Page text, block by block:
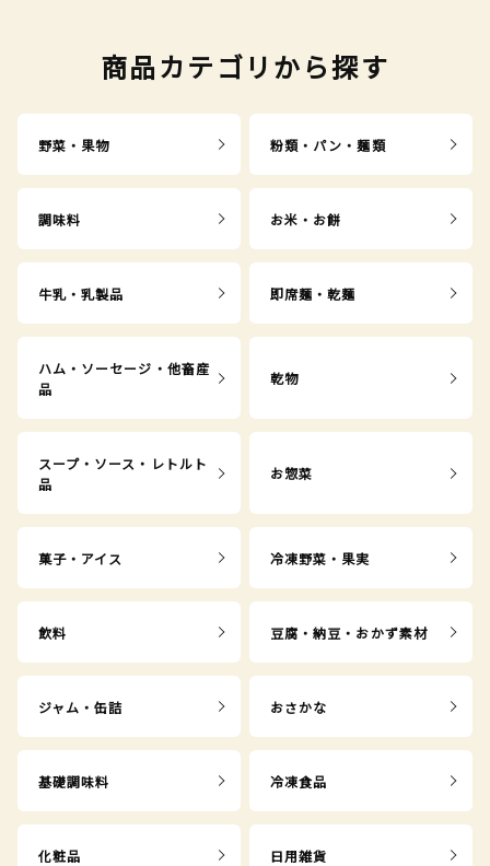
商品カテゴリから探す
野菜・果物 粉類・パン・麺類
調味料 お米・お餅
牛乳・乳製品 即席麺・乾麺
ハム・ソーセージ・他畜産
品
乾物
スープ・ソース・レトルト
品
お惣菜
菓子・アイス 冷凍野菜・果実
飲料 豆腐・納豆・おかず素材
ジャム・缶詰 おさかな
基礎調味料 冷凍食品
化粧品 日用雑貨